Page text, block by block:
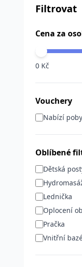
Filtrovat
Cena za
0 Kč
Vouchery
Nabízí
Oblíbené
Dětská
Lednička
Oplocení
Pračka
Vnitřní